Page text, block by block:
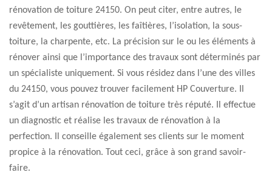
rénovation de toiture 24150. On peut citer, entre autres, le
revêtement, les gouttières, les faîtières, l’isolation, la sous-
toiture, la charpente, etc. La précision sur le ou les éléments à
rénover ainsi que l’importance des travaux sont déterminés par
un spécialiste uniquement. Si vous résidez dans l’une des villes
du 24150, vous pouvez trouver facilement HP Couverture. Il
s’agit d’un artisan rénovation de toiture très réputé. Il effectue
un diagnostic et réalise les travaux de rénovation à la
perfection. Il conseille également ses clients sur le moment
propice à la rénovation. Tout ceci, grâce à son grand savoir-
faire.